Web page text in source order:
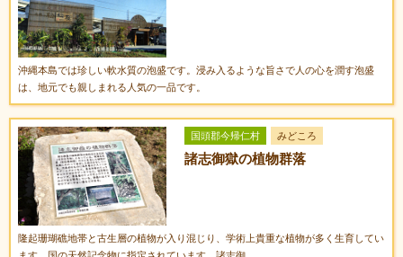
沖縄本島では珍しい軟水質の泡盛です。浸み入るような旨さで人の心を潤す泡盛
は、地元でも親しまれる人気の一品です。
国頭郡今帰仁村 みどころ
諸志御獄の植物群落
隆起珊瑚礁地帯と古生層の植物が入り混じり、学術上貴重な植物が多く生育してい